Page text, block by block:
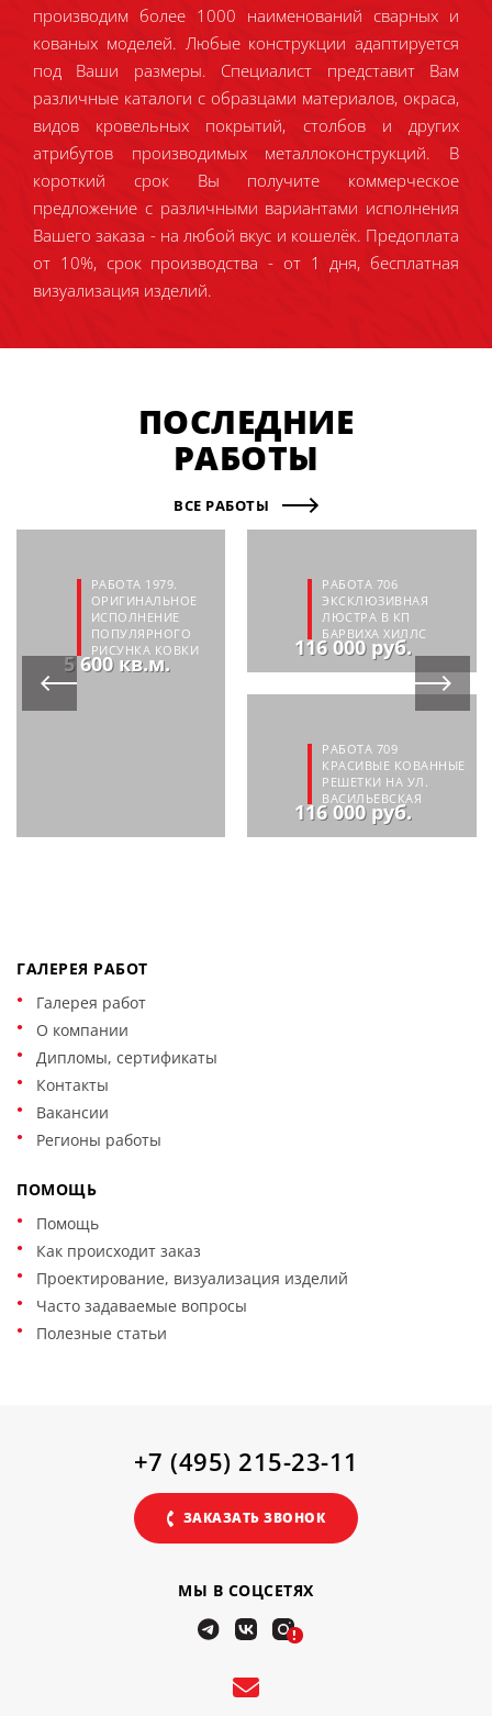
производим более 1000 наименований сварных и
кованых моделей. Любые конструкции адаптируется
под Ваши размеры. Специалист представит Вам
различные каталоги с образцами материалов, окраса,
видов кровельных покрытий, столбов и других
атрибутов производимых металлоконструкций. В
короткий срок Вы получите коммерческое
предложение с различными вариантами исполнения
Вашего заказа - на любой вкус и кошелёк. Предоплата
от 10%, срок производства - от 1 дня, бесплатная
визуализация изделий.
ПОСЛЕДНИЕ
РАБОТЫ
ВСЕ РАБОТЫ
РАБОТА 1979.
ОРИГИНАЛЬНОЕ
ИСПОЛНЕНИЕ
ПОПУЛЯРНОГО
РИСУНКА КОВКИ
5 600 кв.м.
РАБОТА 706
ЭКСКЛЮЗИВНАЯ
ЛЮСТРА В КП
БАРВИХА ХИЛЛС
116 000 руб.
РАБОТА 709
КРАСИВЫЕ КОВАННЫЕ
РЕШЕТКИ НА УЛ.
ВАСИЛЬЕВСКАЯ
116 000 руб.
ГАЛЕРЕЯ РАБОТ
Галерея работ
О компании
Дипломы, сертификаты
Контакты
Вакансии
Регионы работы
ПОМОЩЬ
Помощь
Как происходит заказ
Проектирование, визуализация изделий
Часто задаваемые вопросы
Полезные статьи
МЫ В СОЦСЕТЯХ
!
+7 (495) 215-23-11
ЗАКАЗАТЬ ЗВОНОК